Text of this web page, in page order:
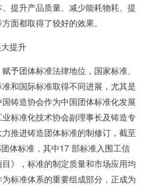
提升产品质量、减少能耗物耗、提
面都取得了较好的效果。
提升
予团体标准法律地位，国家标准、
和国际标准取得不同进展，尤其是
铸造协会作为中国团体标准化发展
标准化技术协会副理事长及铸造专
推进铸造团体标准的制修订，截至
体标准，其中17 部标准入围工信
》，标准的制定质量和市场应用均
标准体系的重要组成部分，正成为